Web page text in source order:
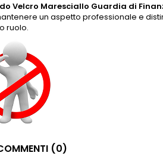
Velcro Maresciallo Guardia di
un aspetto professionale e
ruolo.
(0)